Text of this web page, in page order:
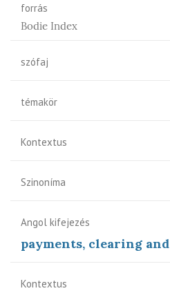
forrás
Bodie Index
szófaj
témakör
Kontextus
Szinoníma
Angol kifejezés
payments, clearing
Kontextus